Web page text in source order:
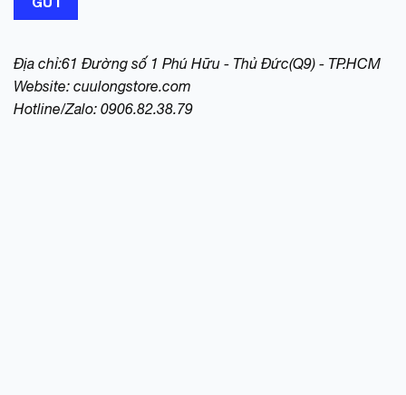
Địa chỉ:61 Đường số 1 Phú Hữu - Thủ Đức(Q9) - TP.HCM
Website: cuulongstore.com
Hotline/Zalo: 0906.82.38.79